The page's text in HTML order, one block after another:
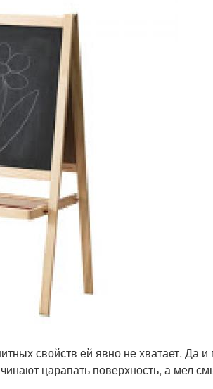
свойств ей явно не хватает. Да и
царапать поверхность, а мел